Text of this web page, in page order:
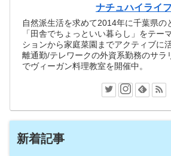
ナチュハイライフ
自然派生活を求めて2014年に千葉県の
「田舎でちょっといい暮らし」をテー
ションから家庭菜園までアクティブに
離通勤/テレワークの外資系勤務のサラ
でヴィーガン料理教室を開催中。
新着記事